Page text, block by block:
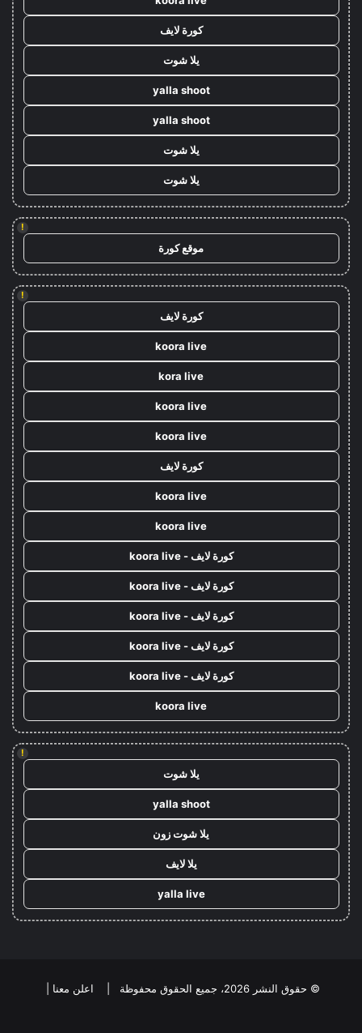
كورة لايف
يلا شوت
yalla shoot
yalla shoot
يلا شوت
يلا شوت
!
موقع كورة
!
كورة لايف
koora live
kora live
koora live
koora live
كورة لايف
koora live
koora live
كورة لايف - koora live
كورة لايف - koora live
كورة لايف - koora live
كورة لايف - koora live
كورة لايف - koora live
koora live
!
يلا شوت
yalla shoot
يلا شوت زون
يلا لايف
yalla live
© حقوق النشر 2026، جميع الحقوق محفوظة | اعلن معنا